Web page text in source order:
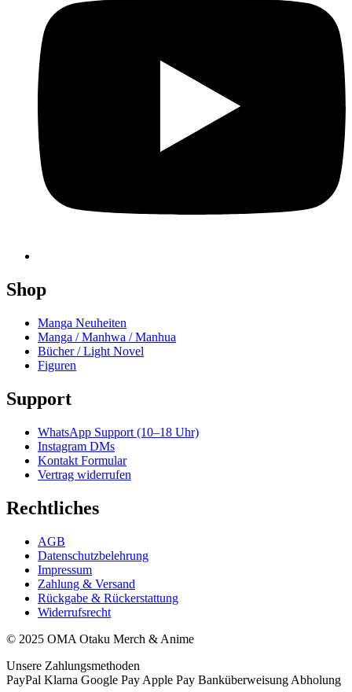
Shop
Manga Neuheiten
Manga / Manhwa / Manhua
Bücher / Light Novel
Figuren
Support
WhatsApp Support (10–18 Uhr)
Instagram DMs
Kontakt Formular
Vertrag widerrufen
Rechtliches
AGB
Datenschutzbelehrung
Impressum
Zahlung & Versand
Rückgabe & Rückerstattung
Widerrufsrecht
© 2025 OMA Otaku Merch & Anime
Unsere Zahlungsmethoden
PayPal Klarna Google Pay Apple Pay Banküberweisung Abholung